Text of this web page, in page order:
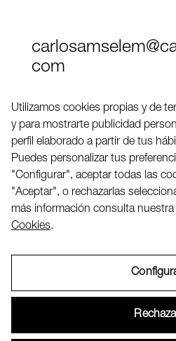
com
Twitter
LinkedIN
2026 ©
Utilizamos cookies propias y de
y para mostrarte publicidad
perfil elaborado a partir de tus
Puedes personalizar tus
"Configurar", aceptar todas las
"Aceptar", o rechazarlas
más información consulta nuestra
Cookies.
Política de